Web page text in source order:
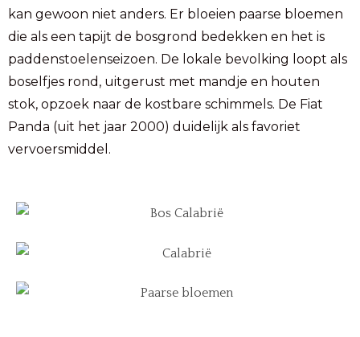
kan gewoon niet anders. Er bloeien paarse bloemen
die als een tapijt de bosgrond bedekken en het is
paddenstoelenseizoen. De lokale bevolking loopt als
boselfjes rond, uitgerust met mandje en houten
stok, opzoek naar de kostbare schimmels. De Fiat
Panda (uit het jaar 2000) duidelijk als favoriet
vervoersmiddel.